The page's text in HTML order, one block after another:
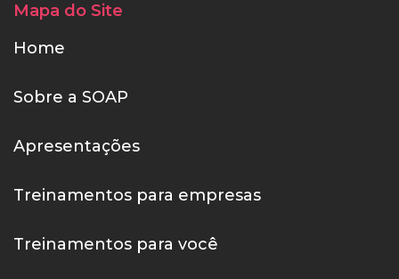
Mapa do Site
Home
Sobre a SOAP
Apresentações
Treinamentos para empresas
Treinamentos para você